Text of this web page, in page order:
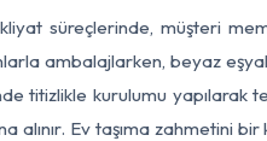
süreçlerinde, müşteri
ambalajlarken, beyaz
titizlikle kurulumu yapılarak
alınır. Ev taşıma zahmetini